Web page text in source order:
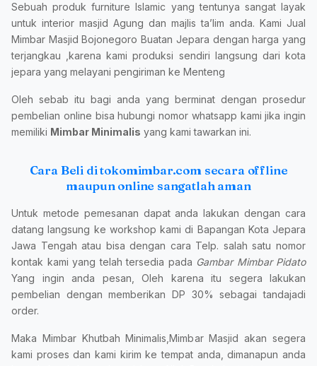
Sebuah produk furniture Islamic yang tentunya sangat layak
untuk interior masjid Agung dan majlis ta’lim anda. Kami Jual
Mimbar Masjid Bojonegoro Buatan Jepara dengan harga yang
terjangkau ,karena kami produksi sendiri langsung dari kota
jepara yang melayani pengiriman ke Menteng
Oleh sebab itu bagi anda yang berminat dengan prosedur
pembelian online bisa hubungi nomor whatsapp kami jika ingin
memiliki Mimbar Minimalis yang kami tawarkan ini.
Cara Beli di tokomimbar.com secara offline
maupun online sangatlah aman
Untuk metode pemesanan dapat anda lakukan dengan cara
datang langsung ke workshop kami di Bapangan Kota Jepara
Jawa Tengah atau bisa dengan cara Telp. salah satu nomor
kontak kami yang telah tersedia pada Gambar Mimbar Pidato
Yang ingin anda pesan, Oleh karena itu segera lakukan
pembelian dengan memberikan DP 30% sebagai tandajadi
order.
Maka Mimbar Khutbah Minimalis,Mimbar Masjid akan segera
kami proses dan kami kirim ke tempat anda, dimanapun anda